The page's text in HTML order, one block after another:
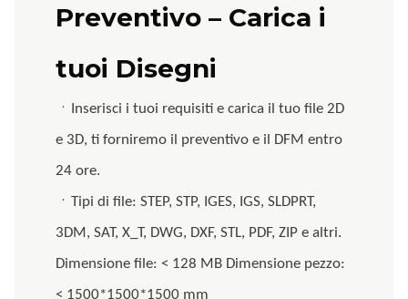
Preventivo – Carica i
tuoi Disegni
ㆍInserisci i tuoi requisiti e carica il tuo file 2D
e 3D, ti forniremo il preventivo e il DFM entro
24 ore.
ㆍTipi di file: STEP, STP, IGES, IGS, SLDPRT,
3DM, SAT, X_T, DWG, DXF, STL, PDF, ZIP e altri.
Dimensione file: < 128 MB Dimensione pezzo:
< 1500*1500*1500 mm